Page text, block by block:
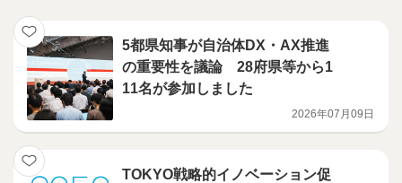
5都県知事が自治体DX・AX推進
の重要性を議論 28府県等から1
11名が参加しました
2026年07月09日
TOKYO戦略的イノベーション促